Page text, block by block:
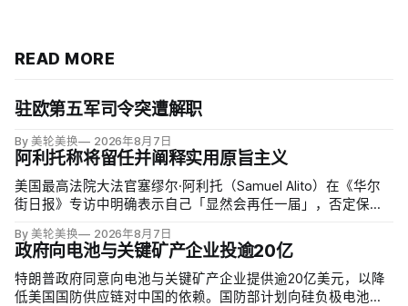
READ MORE
驻欧第五军司令突遭解职
By 美轮美换 2026年8月7日
阿利托称将留任并阐释实用原旨主义
美国最高法院大法官塞缪尔·阿利托（Samuel Alito）在《华尔
街日报》专访中明确表示自己「显然会再任一届」，否定保守
者的呼声。76岁的阿利托称这类催退提醒他生命有限，却也暗
含法官可以互换的误解。
By 美轮美换 2026年8月7日
政府向电池与关键矿产企业投逾20亿
特朗普政府同意向电池与关键矿产企业提供逾20亿美元，以降
低美国国防供应链对中国的依赖。国防部计划向硅负极电池公